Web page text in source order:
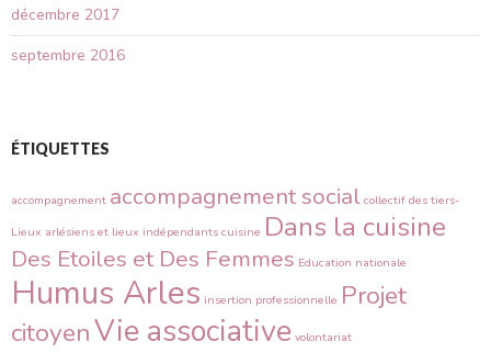
décembre 2017
septembre 2016
ÉTIQUETTES
accompagnement accompagnement social collectif des tiers-
Lieux arlésiens et lieux indépendants cuisine Dans la cuisine
Des Etoiles et Des Femmes Education nationale
Humus Arles insertion professionnelle Projet
citoyenVie associative volontariat